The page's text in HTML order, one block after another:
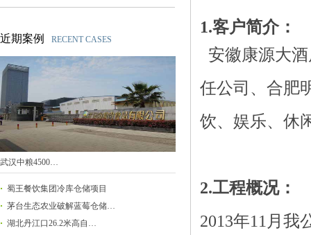
近期案例 RECENT CASES
武汉中粮4500…
蜀王餐饮集团冷库仓储项目
茅台生态农业破解蓝莓仓储…
湖北丹江口26.2米高自…
1.客户简介：
安徽康源大
任公司、合肥
饮、娱乐、休
2.工程概况：
2013年11月我